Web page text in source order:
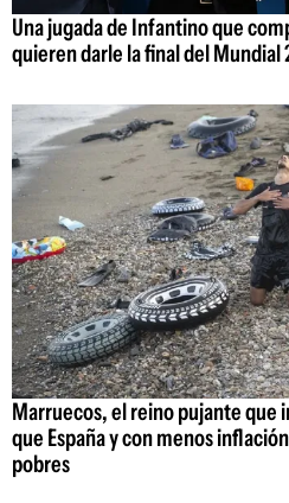
Una jugada de Infantino que
quieren darle la final del Mundial
Marruecos, el reino pujante que
que España y con menos
pobres